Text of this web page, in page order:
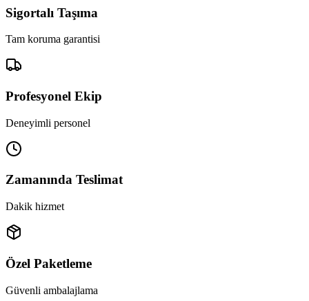
Sigortalı Taşıma
Tam koruma garantisi
Profesyonel Ekip
Deneyimli personel
Zamanında Teslimat
Dakik hizmet
Özel Paketleme
Güvenli ambalajlama